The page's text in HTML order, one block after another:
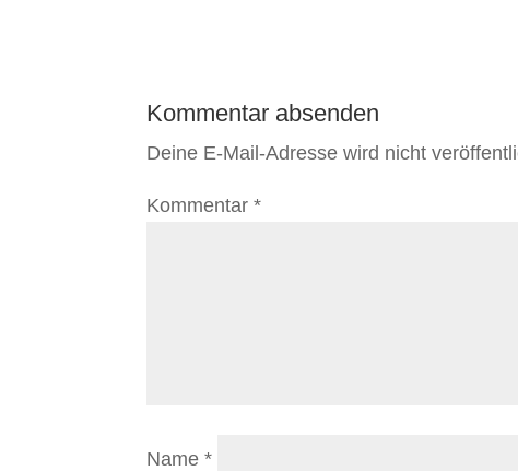
Kommentar absenden
Deine E-Mail-Adresse wird nicht
Kommentar*
Name*